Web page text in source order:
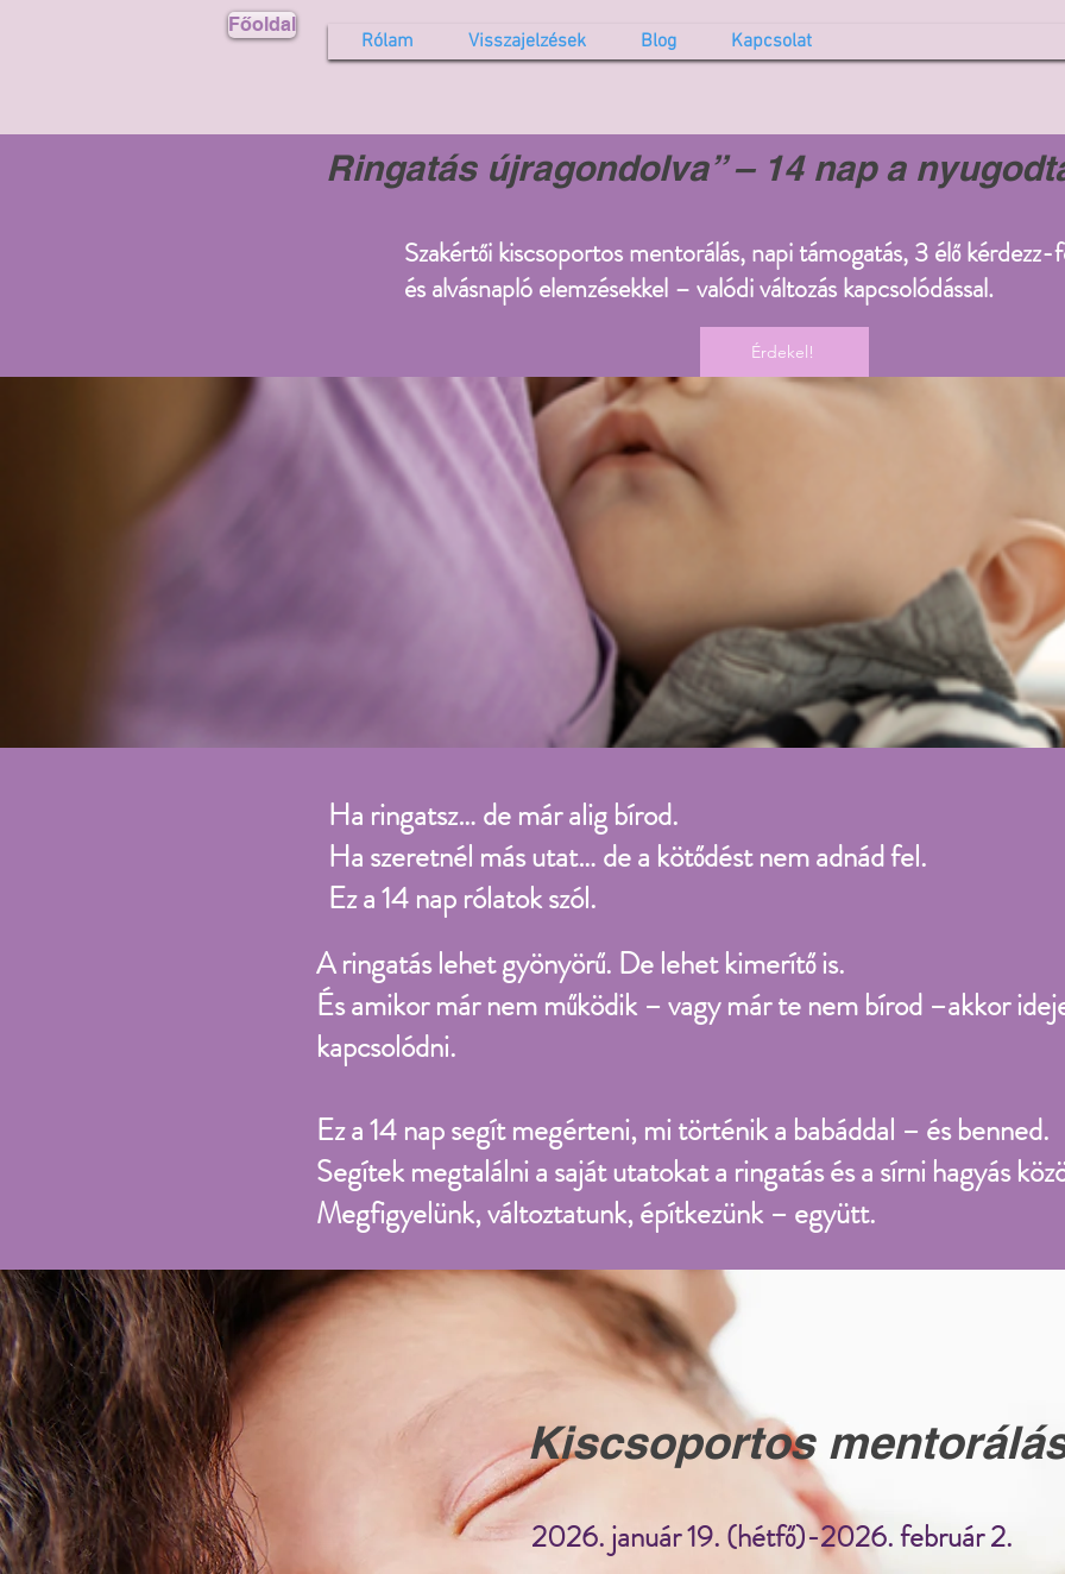
Főoldal
Rólam Visszajelzések Blog Kapcsolat
Ringatás újragondolva” – 14 nap a
Szakértői kiscsoportos mentorálás, napi támogatás, 3 élő kérdezz-
és alvásnapló elemzésekkel – valódi változás kapcsolódással.
Érdekel!
Ha ringatsz… de már alig bírod.
Ha szeretnél más utat… de a kötődést nem adnád fel.
Ez a 14 nap rólatok szól.
A ringatás lehet gyönyörű. De lehet kimerítő is.
És amikor már nem működik – vagy már te nem bírod –akkor
kapcsolódni.
Ez a 14 nap segít megérteni, mi történik a babáddal – és benned.
Segítek megtalálni a saját utatokat a ringatás és a sírni hagyás
Megfigyelünk, változtatunk, építkezünk – együtt.
Kiscsoportos
2026. január 19. (hétfő)-2026. február 2.